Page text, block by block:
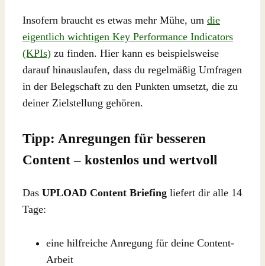
Insofern braucht es etwas mehr Mühe, um die
eigentlich wichtigen Key Performance Indicators
(KPIs) zu finden. Hier kann es beispielsweise
darauf hinauslaufen, dass du regelmäßig Umfragen
in der Belegschaft zu den Punkten umsetzt, die zu
deiner Zielstellung gehören.
Tipp: Anregungen für besseren
Content – kostenlos und wertvoll
Das UPLOAD Content Briefing liefert dir alle 14
Tage:
eine hilfreiche Anregung für deine Content-
Arbeit